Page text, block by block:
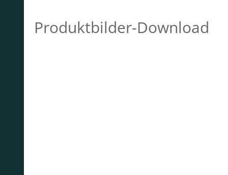
Produktbilder-Download